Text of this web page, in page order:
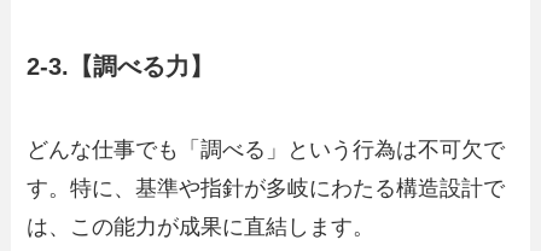
2-3.【調べる力】
どんな仕事でも「調べる」という行為は不可欠で
す。特に、基準や指針が多岐にわたる構造設計で
は、この能力が成果に直結します。